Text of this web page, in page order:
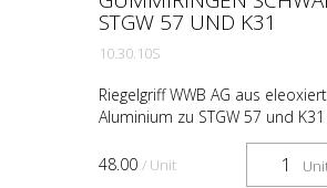
STGW 57 UND K31
10.30.10S
Riegelgriff WWB AG aus
Aluminium zu STGW 57 und K31
48.00 / Unit